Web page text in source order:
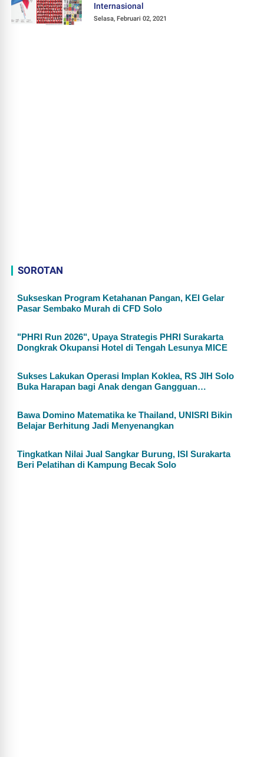
Internasional
Selasa, Februari 02, 2021
SOROTAN
Sukseskan Program Ketahanan Pangan, KEI Gelar
Pasar Sembako Murah di CFD Solo
"PHRI Run 2026", Upaya Strategis PHRI Surakarta
Dongkrak Okupansi Hotel di Tengah Lesunya MICE
Sukses Lakukan Operasi Implan Koklea, RS JIH Solo
Buka Harapan bagi Anak dengan Gangguan
Bawa Domino Matematika ke Thailand, UNISRI Bikin
Belajar Berhitung Jadi Menyenangkan
Tingkatkan Nilai Jual Sangkar Burung, ISI Surakarta
Beri Pelatihan di Kampung Becak Solo